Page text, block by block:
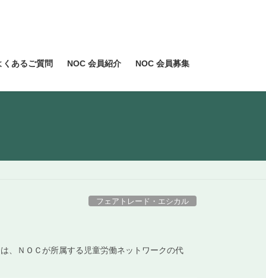
くあるご質問 NOC 会員紹介 NOC 会員募集
フェアトレード・エシカル
、ＮＯＣが所属する児童労働ネットワークの代